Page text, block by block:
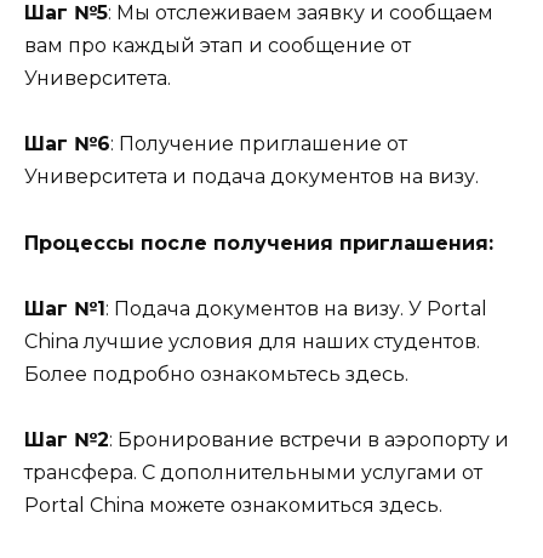
Шаг №5: Мы отслеживаем заявку и сообщаем
вам про каждый этап и сообщение от
Университета.
Шаг №6: Получение приглашение от
Университета и подача документов на визу.
Процессы после получения приглашения:
Шаг №1: Подача документов на визу. У Portal
China лучшие условия для наших студентов.
Более подробно ознакомьтесь здесь.
Шаг №2: Бронирование встречи в аэропорту и
трансфера. С дополнительными услугами от
Portal China можете ознакомиться здесь.